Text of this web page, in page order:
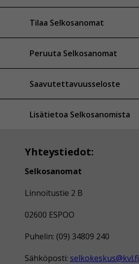
Tilaa Selkosanomat
Peruuta Selkosanomat
Saavutettavuusseloste
Lisätietoa Selkosanomista
Yhteystiedot:
Selkosanomat
Linnoitustie 2 B
02600 ESPOO
Puhelin: (09) 34809 240
Sähköposti: selkokeskus@kvl.fi